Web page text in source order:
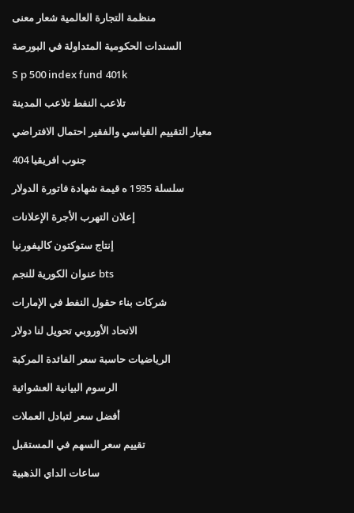
منظمة التجارة العالمية شعار معنى
السندات الحكومية المتداولة في البورصة
S p 500 index fund 401k
تلاعب النفط تلاعب المدينة
معيار التقييم القياسي والفقير احتمال الافتراضي
جنوب افريقيا 404
سلسلة 1935 ه قيمة شهادة فاتورة الدولار
إعلان التهرب الأجرة الإعلانات
إنتاج ستوكتون كاليفورنيا
عنوان الكورية للنجم bts
شركات بناء حقول النفط في الإمارات
الاتحاد الأوروبي تحويل لنا دولار
الرياضيات حاسبة سعر الفائدة المركبة
الرسوم البيانية العشوائية
أفضل سعر لتبادل العملات
تقييم سعر السهم في المستقبل
ساعات الداي الذهبية